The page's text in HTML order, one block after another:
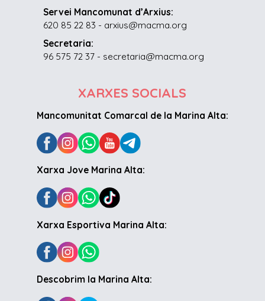
Servei Mancomunat d’Arxius:
620 85 22 83 - arxius@macma.org
Secretaria:
96 575 72 37 - secretaria@macma.org
XARXES SOCIALS
Mancomunitat Comarcal de la Marina Alta:
Xarxa Jove Marina Alta:
Xarxa Esportiva Marina Alta:
Descobrim la Marina Alta: